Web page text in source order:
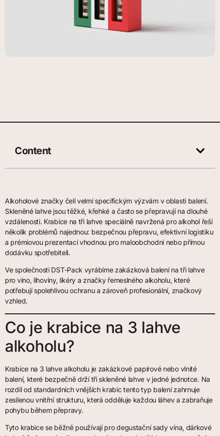
Content
Alkoholové značky čelí velmi specifickým výzvám v oblasti balení.
Skleněné lahve jsou těžké, křehké a často se přepravují na dlouhé
vzdálenosti. Krabice na tři lahve speciálně navržená pro alkohol řeší
několik problémů najednou: bezpečnou přepravu, efektivní logistiku
a prémiovou prezentaci vhodnou pro maloobchodní nebo přímou
dodávku spotřebiteli.
Ve společnosti DST-Pack vyrábíme zakázková balení na tři lahve
pro víno, lihoviny, likéry a značky řemeslného alkoholu, které
potřebují spolehlivou ochranu a zároveň profesionální, značkový
vzhled.
Co je krabice na 3 lahve
alkoholu?
Krabice na 3 lahve alkoholu je zakázkové papírové nebo vlnité
balení, které bezpečně drží tři skleněné lahve v jedné jednotce. Na
rozdíl od standardních vnějších krabic tento typ balení zahrnuje
zesílenou vnitřní strukturu, která odděluje každou láhev a zabraňuje
pohybu během přepravy.
Tyto krabice se běžně používají pro degustační sady vína, dárkové